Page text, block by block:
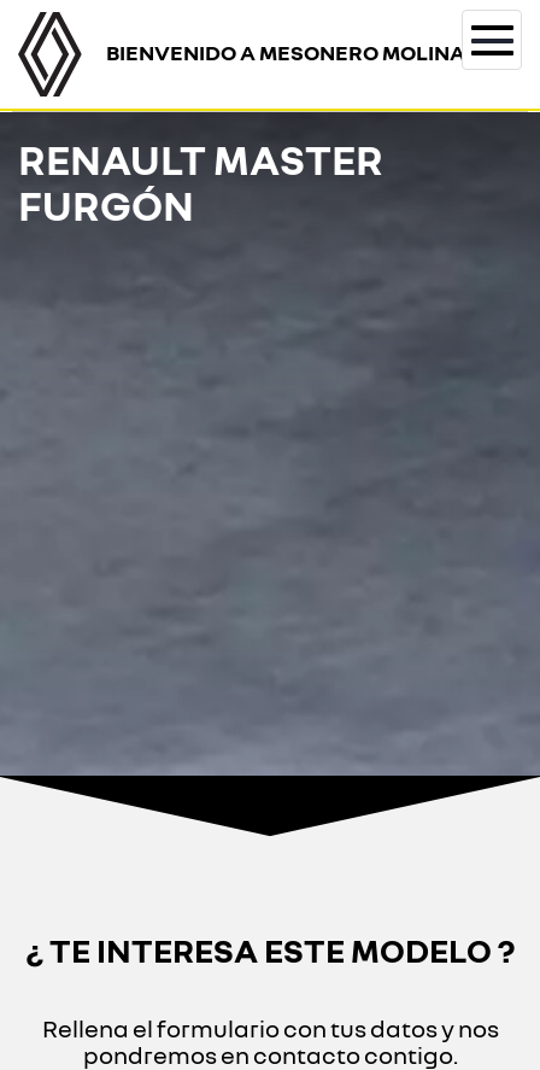
BIENVENIDO A MESONERO MOLINA
RENAULT MASTER
FURGÓN
¿ TE INTERESA ESTE MODELO ?
Rellena el formulario con tus datos y nos
pondremos en contacto contigo.